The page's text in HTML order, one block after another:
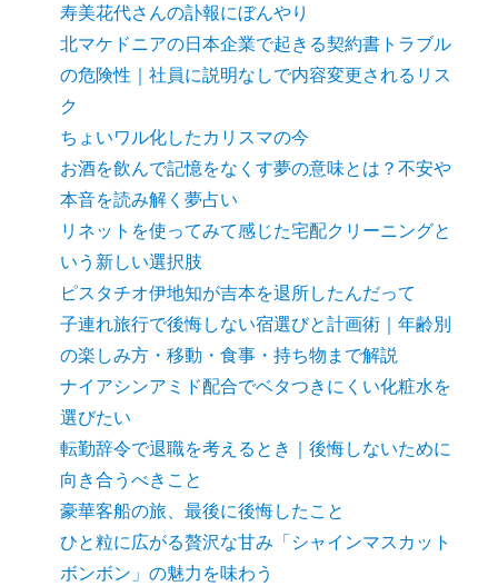
寿美花代さんの訃報にぼんやり
北マケドニアの日本企業で起きる契約書トラブル
の危険性｜社員に説明なしで内容変更されるリス
ク
ちょいワル化したカリスマの今
お酒を飲んで記憶をなくす夢の意味とは？不安や
本音を読み解く夢占い
リネットを使ってみて感じた宅配クリーニングと
いう新しい選択肢
ピスタチオ伊地知が吉本を退所したんだって
子連れ旅行で後悔しない宿選びと計画術｜年齢別
の楽しみ方・移動・食事・持ち物まで解説
ナイアシンアミド配合でベタつきにくい化粧水を
選びたい
転勤辞令で退職を考えるとき｜後悔しないために
向き合うべきこと
豪華客船の旅、最後に後悔したこと
ひと粒に広がる贅沢な甘み「シャインマスカット
ボンボン」の魅力を味わう